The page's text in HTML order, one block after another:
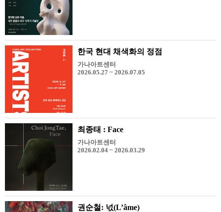
한국 현대 채색화의 정점
가나아트센터
2026.05.27 ~ 2026.07.05
최종태 : Face
가나아트센터
2026.02.04 ~ 2026.03.29
권순철: 넋(L’âme)